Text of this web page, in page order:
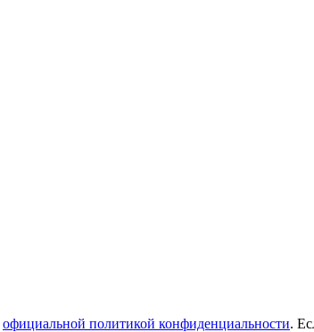
официальной политикой конфиденциальности.